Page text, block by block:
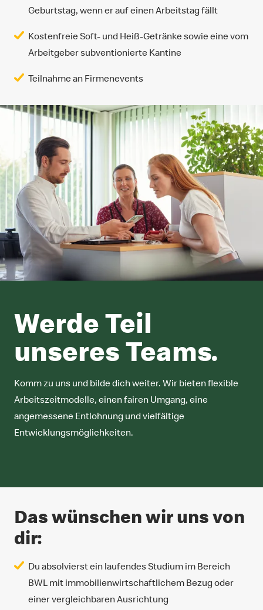
Geburtstag, wenn er auf einen Arbeitstag fällt
Kostenfreie Soft- und Heiß-Getränke sowie eine vom
Arbeitgeber subventionierte Kantine
Teilnahme an Firmenevents
Werde Teil
unseres Teams.
Komm zu uns und bilde dich weiter. Wir bieten flexible
Arbeitszeitmodelle, einen fairen Umgang, eine
angemessene Entlohnung und vielfältige
Entwicklungsmöglichkeiten.
Das wünschen wir uns von
dir:
Du absolvierst ein laufendes Studium im Bereich
BWL mit immobilienwirtschaftlichem Bezug oder
einer vergleichbaren Ausrichtung